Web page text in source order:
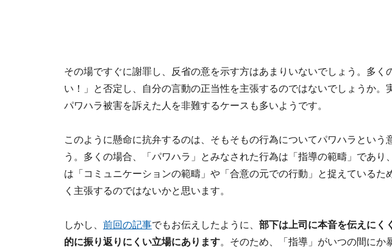
その場ですぐに謝罪し、反省の意を示す方はあまりいないでしょう。多く
い！」と否定し、自分の言動の正当性を主張するのではないでしょうか。
パワハラ被害を訴えた人を非難するケースも多いようです。
このように懸命に抗弁するのは、そもそもの行為についてパワハラという
う。多くの場合、「パワハラ」とみなされた行為は「指導の範疇」であり
は「コミュニケーションの範疇」や「合意の元での行動」と捉えているた
く主張するのではないかと思います。
しかし、 前回の記事でもお伝えしたように、 部下は上司に本音を伝えにく
的に振り返りにくい立場にあります。そのため、「指導」がいつの間にか